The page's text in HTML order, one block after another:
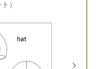
）